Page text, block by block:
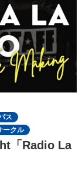
ス
ークル
「Radio La